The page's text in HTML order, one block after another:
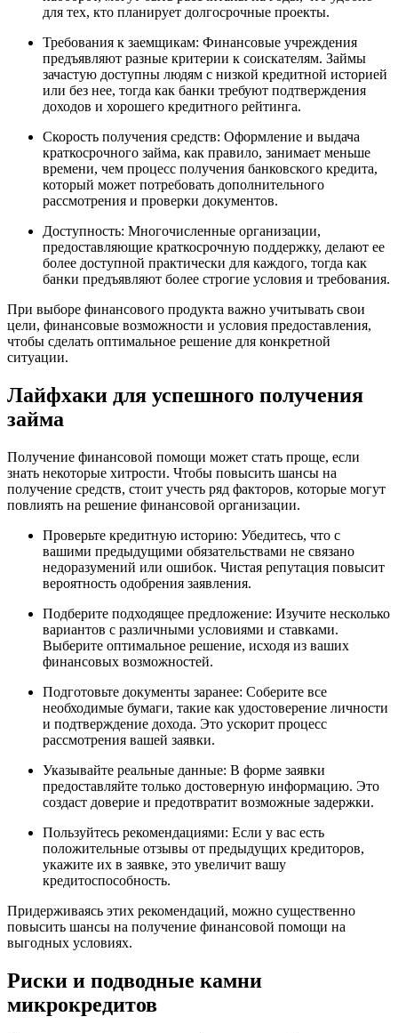
для тех, кто планирует долгосрочные проекты.
Требования к заемщикам: Финансовые учреждения
предъявляют разные критерии к соискателям. Займы
зачастую доступны людям с низкой кредитной историей
или без нее, тогда как банки требуют подтверждения
доходов и хорошего кредитного рейтинга.
Скорость получения средств: Оформление и выдача
краткосрочного займа, как правило, занимает меньше
времени, чем процесс получения банковского кредита,
который может потребовать дополнительного
рассмотрения и проверки документов.
Доступность: Многочисленные организации,
предоставляющие краткосрочную поддержку, делают ее
более доступной практически для каждого, тогда как
банки предъявляют более строгие условия и требования.
При выборе финансового продукта важно учитывать свои
цели, финансовые возможности и условия предоставления,
чтобы сделать оптимальное решение для конкретной
ситуации.
Лайфхаки для успешного получения
займа
Получение финансовой помощи может стать проще, если
знать некоторые хитрости. Чтобы повысить шансы на
получение средств, стоит учесть ряд факторов, которые могут
повлиять на решение финансовой организации.
Проверьте кредитную историю: Убедитесь, что с
вашими предыдущими обязательствами не связано
недоразумений или ошибок. Чистая репутация повысит
вероятность одобрения заявления.
Подберите подходящее предложение: Изучите несколько
вариантов с различными условиями и ставками.
Выберите оптимальное решение, исходя из ваших
финансовых возможностей.
Подготовьте документы заранее: Соберите все
необходимые бумаги, такие как удостоверение личности
и подтверждение дохода. Это ускорит процесс
рассмотрения вашей заявки.
Указывайте реальные данные: В форме заявки
предоставляйте только достоверную информацию. Это
создаст доверие и предотвратит возможные задержки.
Пользуйтесь рекомендациями: Если у вас есть
положительные отзывы от предыдущих кредиторов,
укажите их в заявке, это увеличит вашу
кредитоспособность.
Придерживаясь этих рекомендаций, можно существенно
повысить шансы на получение финансовой помощи на
выгодных условиях.
Риски и подводные камни
микрокредитов